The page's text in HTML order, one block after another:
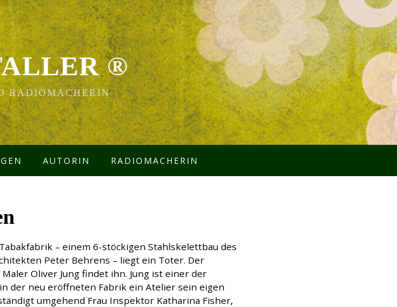
®
RADIOMACHERIN
AUTORIN RADIOMACHERIN
– einem 6-stöckigen Stahlskelettbau des
Peter Behrens – liegt ein Toter. Der
Oliver Jung findet ihn. Jung ist einer der
der neu eröffneten Fabrik ein Atelier sein eigen
umgehend Frau Inspektor Katharina Fisher,